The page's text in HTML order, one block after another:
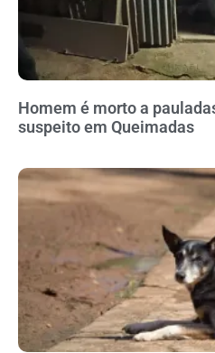
Homem é morto a
suspeito em Queimadas